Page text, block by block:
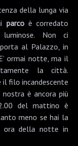
della lunga via
parcoè corredato
Non ci
al Palazzo, in
ormai notte, ma il
la città.
il filo incandescente
è ancora più
del mattino è
meno se hai la
ora della notte in